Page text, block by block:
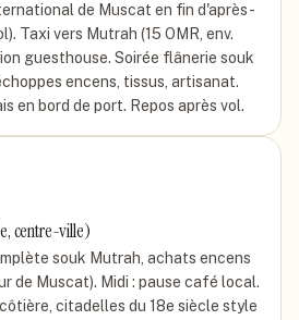
de Muscat en fin d'après-
Taxi vers Mutrah (15 OMR, env.
guesthouse. Soirée flânerie souk
encens, tissus, artisanat.
en bord de port. Repos après vol.
centre-ville)
souk Mutrah, achats encens
de Muscat). Midi : pause café local.
citadelles du 18e siècle style